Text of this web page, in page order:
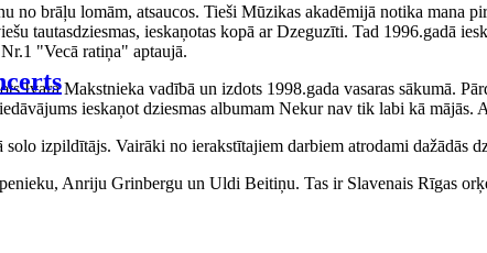
brāļu lomām, atsaucos. Tieši Mūzikas akadēmijā notika mana
tautasdziesmas, ieskaņotas kopā ar Dzeguzīti. Tad 1996.gadā
"Vecā ratiņa" aptaujā.
Ivara Makstnieka vadībā un izdots 1998.gada vasaras sākumā.
ieskaņot dziesmas albumam Nekur nav tik labi kā mājās.
izpildītājs. Vairāki no ierakstītajiem darbiem atrodami dažādās
Anriju Grinbergu un Uldi Beitiņu. Tas ir Slavenais Rīgas